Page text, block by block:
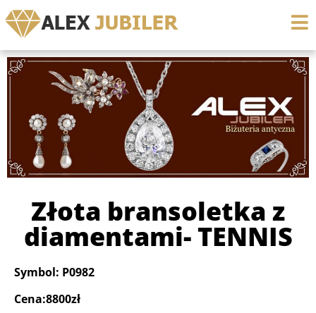
Złota bransoletka z
diamentami- TENNIS
Symbol: P0982
Cena:8800zł